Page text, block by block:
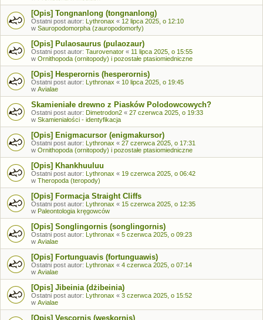
[Opis] Tongnanlong (tongnanlong)
Ostatni post autor: Lythronax « 12 lipca 2025, o 12:10
w Sauropodomorpha (zauropodomorfy)
[Opis] Pulaosaurus (pulaozaur)
Ostatni post autor: Taurovenator « 11 lipca 2025, o 15:55
w Ornithopoda (ornitopody) i pozostałe ptasiomiedniczne
[Opis] Hesperornis (hesperornis)
Ostatni post autor: Lythronax « 10 lipca 2025, o 19:45
w Avialae
Skamieniałe drewno z Piasków Polodowcowych?
Ostatni post autor: Dimetrodon2 « 27 czerwca 2025, o 19:33
w Skamieniałości - identyfikacja
[Opis] Enigmacursor (enigmakursor)
Ostatni post autor: Lythronax « 27 czerwca 2025, o 17:31
w Ornithopoda (ornitopody) i pozostałe ptasiomiedniczne
[Opis] Khankhuuluu
Ostatni post autor: Lythronax « 19 czerwca 2025, o 06:42
w Theropoda (teropody)
[Opis] Formacja Straight Cliffs
Ostatni post autor: Lythronax « 15 czerwca 2025, o 12:35
w Paleontologia kręgowców
[Opis] Songlingornis (songlingornis)
Ostatni post autor: Lythronax « 5 czerwca 2025, o 09:23
w Avialae
[Opis] Fortunguavis (fortunguawis)
Ostatni post autor: Lythronax « 4 czerwca 2025, o 07:14
w Avialae
[Opis] Jibeinia (dżibeinia)
Ostatni post autor: Lythronax « 3 czerwca 2025, o 15:52
w Avialae
[Opis] Vescornis (weskornis)